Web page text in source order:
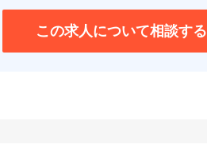
この求人について相談する